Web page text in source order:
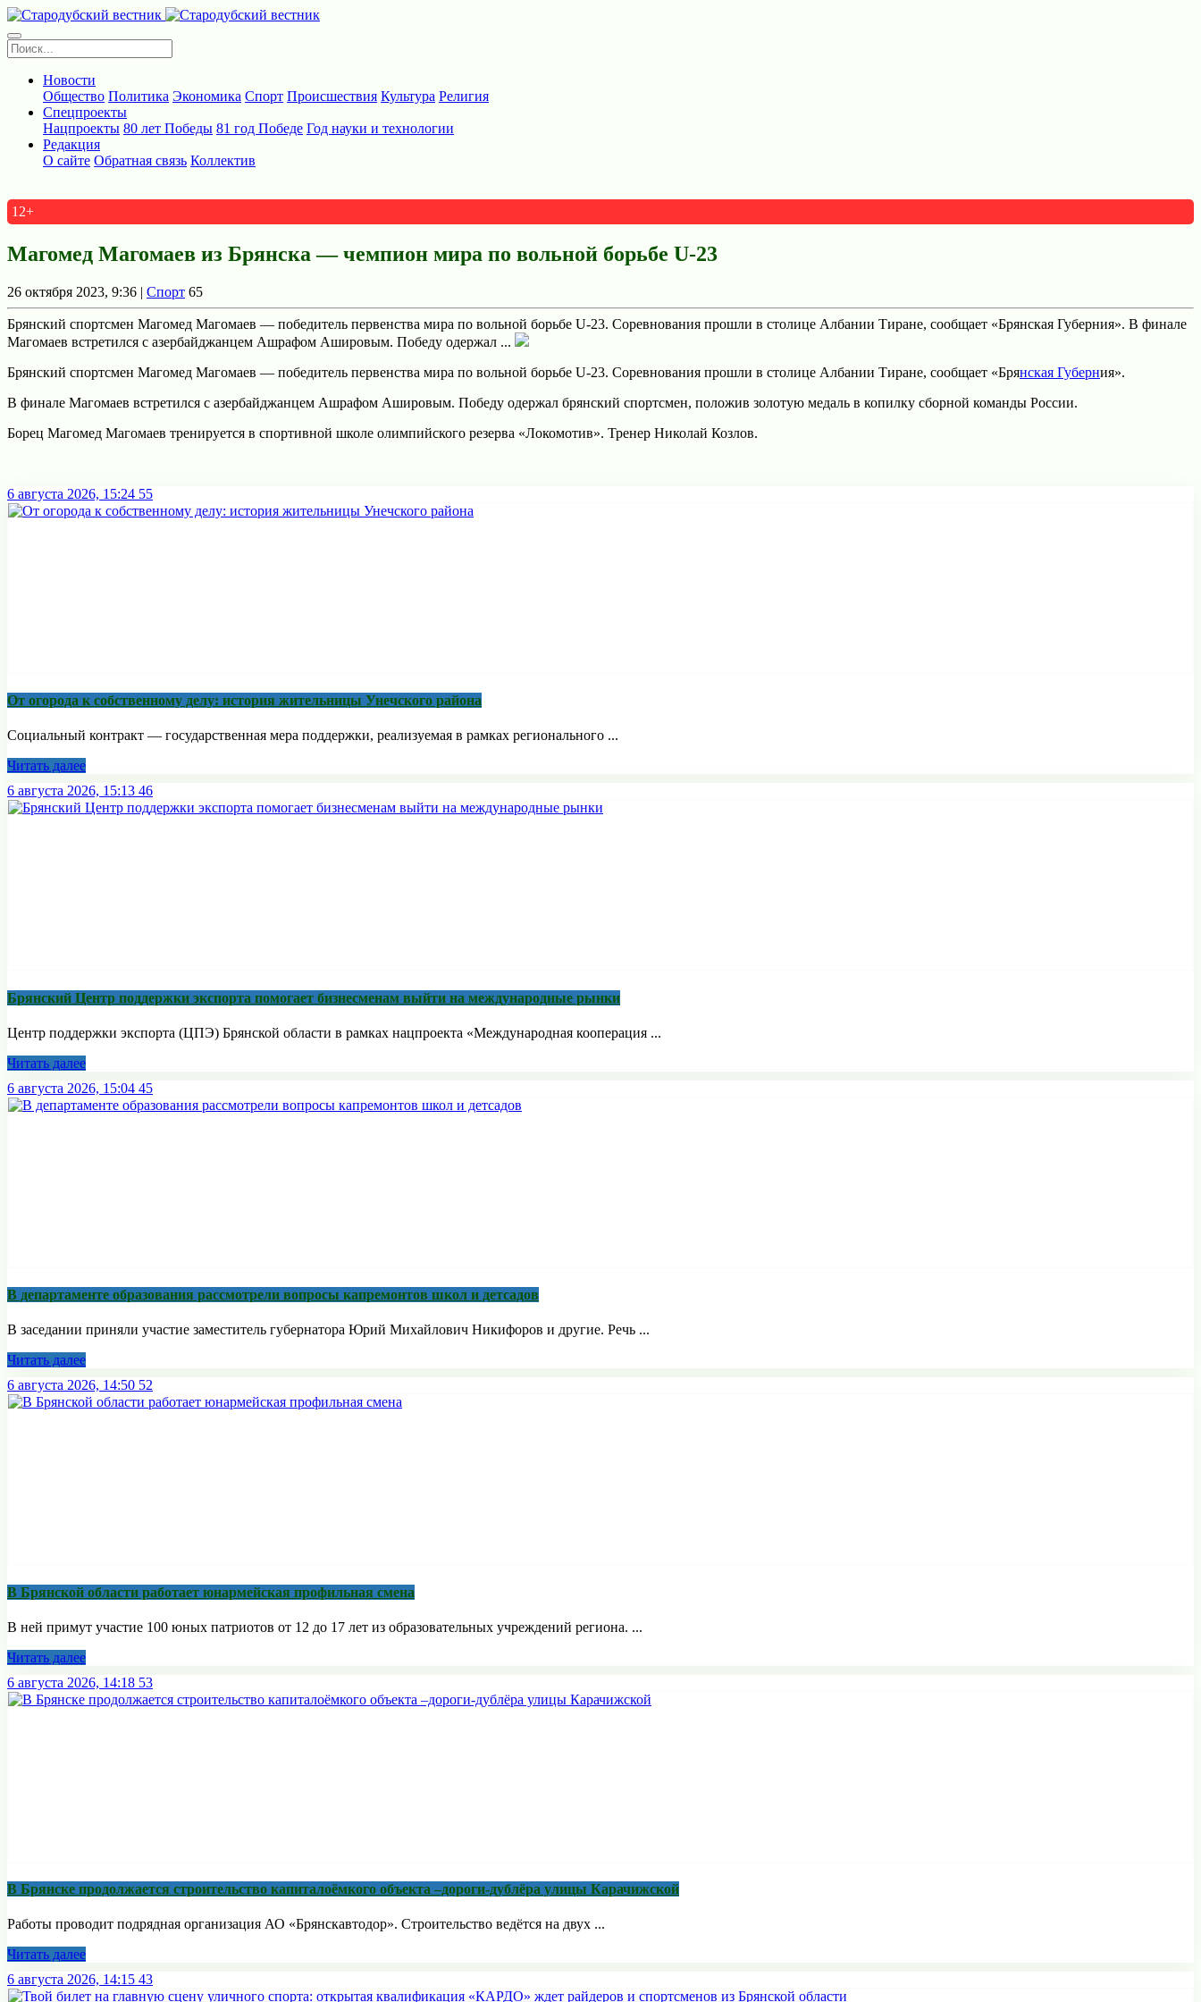
Новости
Общество Политика Экономика Спорт Происшествия Культура Религия
Спецпроекты
Нацпроекты 80 лет Победы 81 год Победе Год науки и технологии
Редакция
О сайте Обратная связь Коллектив
12+
Магомед Магомаев из Брянска — чемпион мира по вольной борьбе U-23
26 октября 2023, 9:36 | Спорт 65
Брянский спортсмен Магомед Магомаев — победитель первенства мира по вольной борьбе U-23. Соревнования прошли в столице Албании Тиране, сообщает «Брянская Губерния». В финале
Магомаев встретился с азербайджанцем Ашрафом Ашировым. Победу одержал ...
Брянский спортсмен Магомед Магомаев — победитель первенства мира по вольной борьбе U-23. Соревнования прошли в столице Албании Тиране, сообщает «Брянская Губерния».
В финале Магомаев встретился с азербайджанцем Ашрафом Ашировым. Победу одержал брянский спортсмен, положив золотую медаль в копилку сборной команды России.
Борец Магомед Магомаев тренируется в спортивной школе олимпийского резерва «Локомотив». Тренер Николай Козлов.
6 августа 2026, 15:24 55
От огорода к собственному делу: история жительницы Унечского района
Социальный контракт — государственная мера поддержки, реализуемая в рамках регионального ...
Читать далее
6 августа 2026, 15:13 46
Брянский Центр поддержки экспорта помогает бизнесменам выйти на международные рынки
Центр поддержки экспорта (ЦПЭ) Брянской области в рамках нацпроекта «Международная кооперация ...
Читать далее
6 августа 2026, 15:04 45
В департаменте образования рассмотрели вопросы капремонтов школ и детсадов
В заседании приняли участие заместитель губернатора Юрий Михайлович Никифоров и другие. Речь ...
Читать далее
6 августа 2026, 14:50 52
В Брянской области работает юнармейская профильная смена
В ней примут участие 100 юных патриотов от 12 до 17 лет из образовательных учреждений региона. ...
Читать далее
6 августа 2026, 14:18 53
В Брянске продолжается строительство капиталоёмкого объекта –дороги-дублёра улицы Карачижской
Работы проводит подрядная организация АО «Брянскавтодор». Строительство ведётся на двух ...
Читать далее
6 августа 2026, 14:15 43